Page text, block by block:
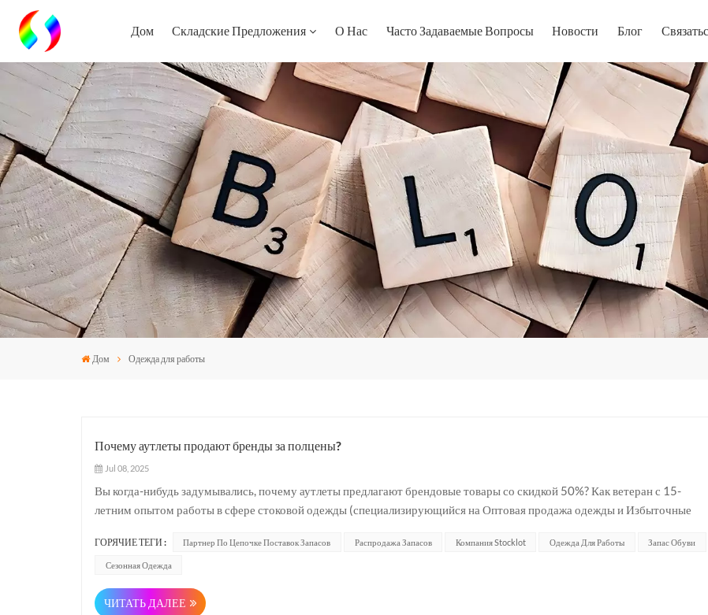
Дом Складские Предложения О Нас Часто Задаваемые Вопросы Новости Блог
Дом Одежда для работы
Почему аутлеты продают бренды за полцены?
Jul 08, 2025
Вы когда-нибудь задумывались, почему аутлеты предлагают брендовые товары со скидкой 50%? Как ветеран с 15-
летним опытом работы в сфере стоковой одежды (специализирующийся на Оптовая продажа одежды и Избыточные
ГОРЯЧИЕ ТЕГИ : Партнер По Цепочке Поставок Запасов Распродажа Запасов Компания Stocklot Одежда Для Работы Запас Обуви
Сезонная Одежда
ЧИТАТЬ ДАЛЕЕ